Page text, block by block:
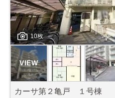
10枚
カーサ第２亀戸 １号棟